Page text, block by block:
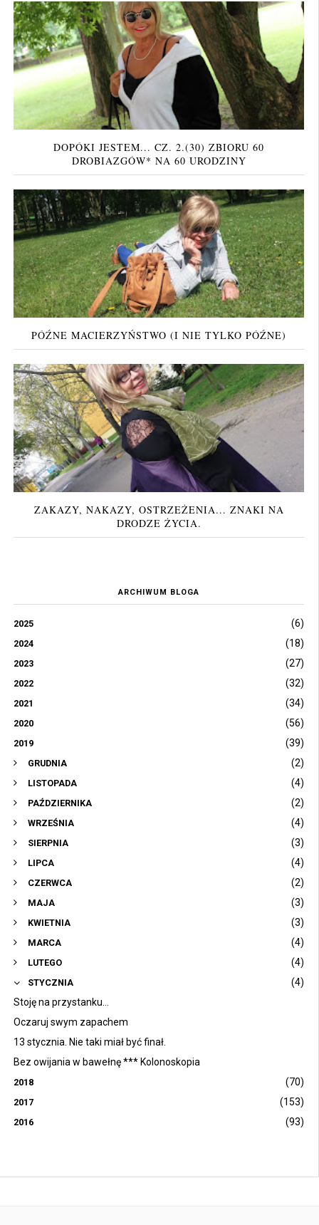
DOPÓKI JESTEM... CZ. 2.(30) ZBIORU 60
DROBIAZGÓW* NA 60 URODZINY
PÓŹNE MACIERZYŃSTWO (I NIE TYLKO PÓŹNE)
ZAKAZY, NAKAZY, OSTRZEŻENIA... ZNAKI NA
DRODZE ŻYCIA.
ARCHIWUM BLOGA
2025 (6)
2024 (18)
2023 (27)
2022 (32)
2021 (34)
2020 (56)
2019 (39)
GRUDNIA (2)
LISTOPADA (4)
PAŹDZIERNIKA (2)
WRZEŚNIA (4)
SIERPNIA (3)
LIPCA (4)
CZERWCA (2)
MAJA (3)
KWIETNIA (3)
MARCA (4)
LUTEGO (4)
STYCZNIA
(4)
Stoję na przystanku...
Oczaruj swym zapachem
13 stycznia. Nie taki miał być finał.
Bez owijania w bawełnę *** Kolonoskopia
2018 (70)
2017 (153)
2016 (93)